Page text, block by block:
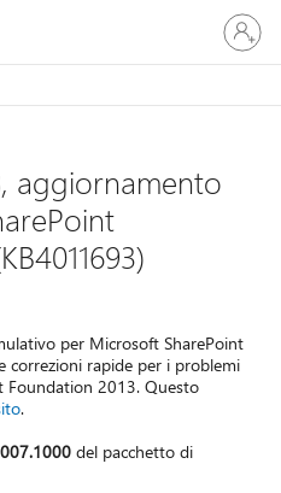
Accedi
con
il
account
aggiornamento
per Microsoft SharePoint
correzioni rapide per i problemi
Foundation 2013. Questo
.
del pacchetto di